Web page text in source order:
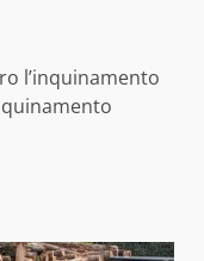
l’inquinamento